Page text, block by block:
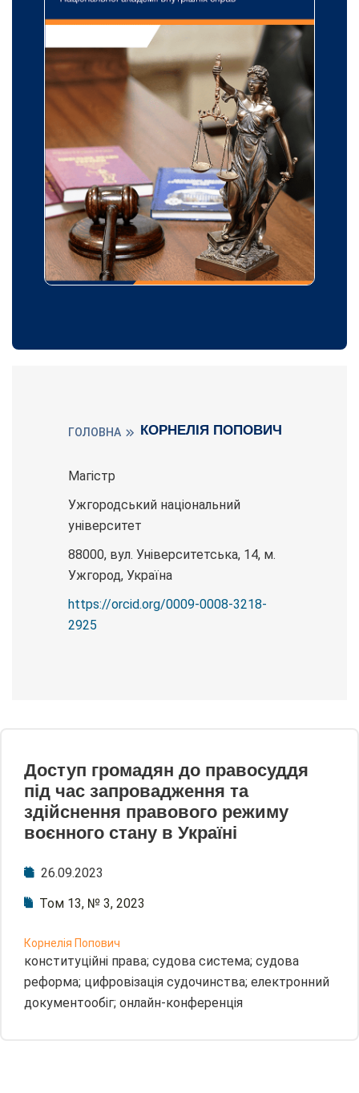
ГОЛОВНА КОРНЕЛІЯ ПОПОВИЧ
Магістр
Ужгородський національний
університет
88000, вул. Університетська, 14, м.
Ужгород, Україна
https://orcid.org/0009-0008-3218-
2925
Доступ громадян до правосуддя
під час запровадження та
здійснення правового режиму
воєнного стану в Україні
26.09.2023
Том 13, № 3, 2023
Корнелія Попович
конституційні права; судова система; судова
реформа; цифровізація судочинства; електронний
документообіг; онлайн-конференція